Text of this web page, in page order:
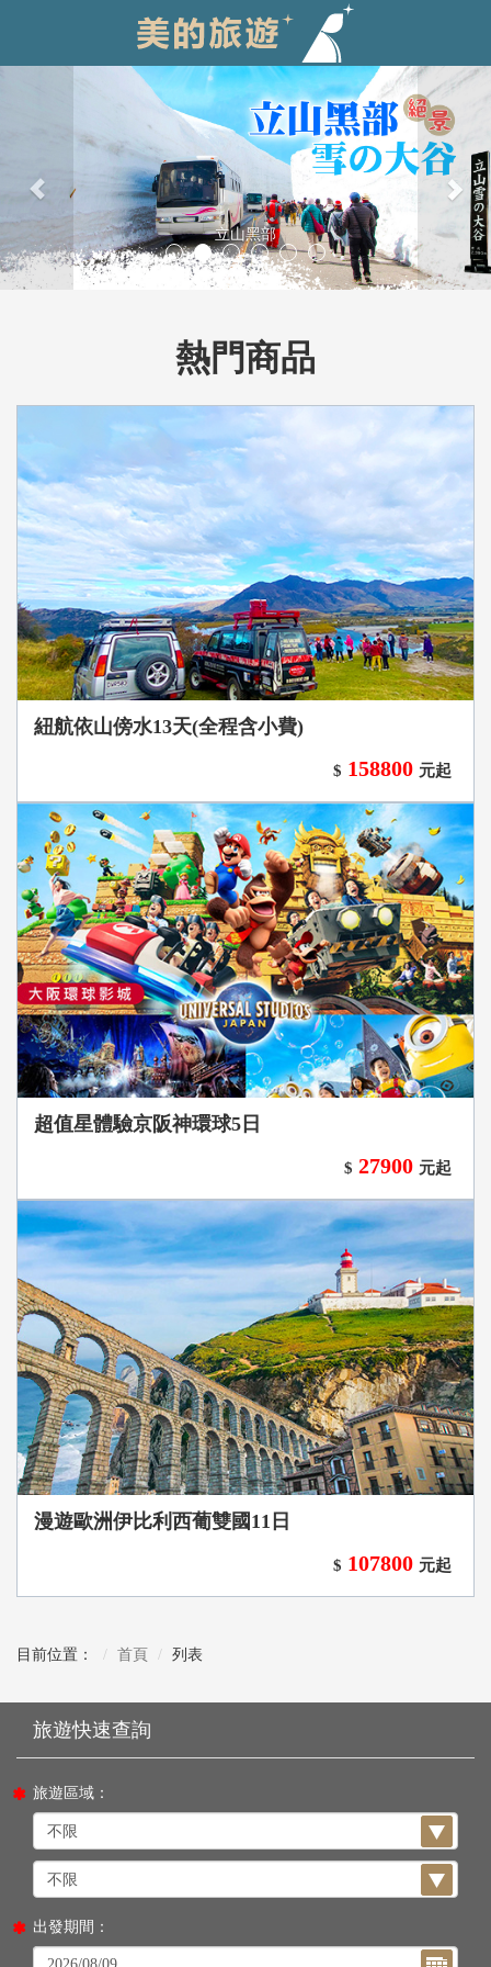
立山黑部
熱門商品
紐航依山傍水13天(全程含小費)
$ 158800 元起
超值星體驗京阪神環球5日
$ 27900 元起
漫遊歐洲伊比利西葡雙國11日
$ 107800 元起
目前位置： 首頁 列表
旅遊區域：
出發期間：